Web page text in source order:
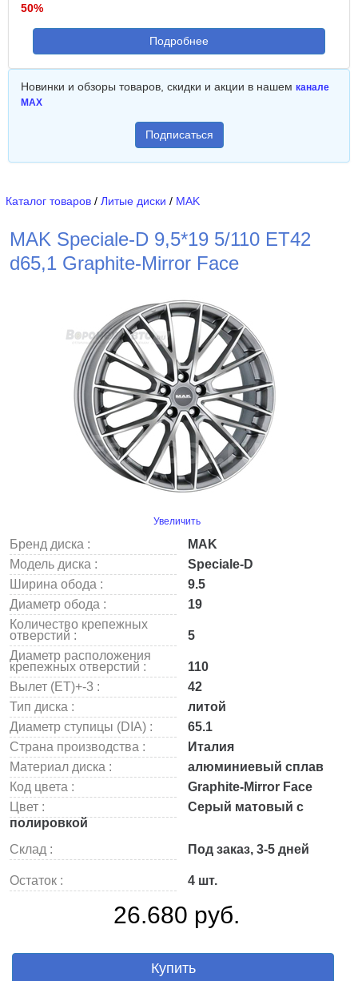
50%
Подробнее
Новинки и обзоры товаров, скидки и акции в нашем канале
MAX
Подписаться
Каталог товаров / Литые диски / MAK
MAK Speciale-D 9,5*19 5/110 ET42
d65,1 Graphite-Mirror Face
Увеличить
Бренд диска :
MAK
Модель диска :
Speciale-D
Ширина обода :
9.5
Диаметр обода :
19
Количество крепежных
отверстий :
5
Диаметр расположения
крепежных отверстий :
110
Вылет (ET)+-3 :
42
Тип диска :
литой
Диаметр ступицы (DIA) :
65.1
Страна производства :
Италия
Материал диска :
алюминиевый сплав
Код цвета :
Graphite-Mirror Face
Цвет :
Серый матовый с
полировкой
Склад :
Под заказ, 3-5 дней
Остаток : 4 шт.
26.680 руб.
Купить